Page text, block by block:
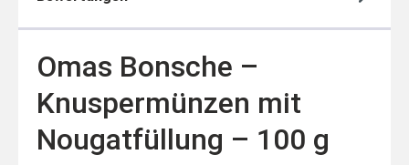
Omas Bonsche –
Knuspermünzen mit
Nougatfüllung – 100 g